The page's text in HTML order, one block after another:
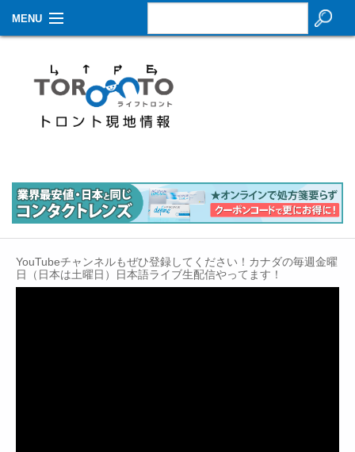
MENU
生活情報
その他
イベントカレンダー
Contact
YouTubeチャンネルもぜひ登録してください！カナダの毎週金曜
日（日本は土曜日）日本語ライブ生配信やってます！